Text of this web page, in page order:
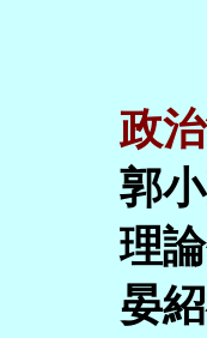
政
郭
理
晏